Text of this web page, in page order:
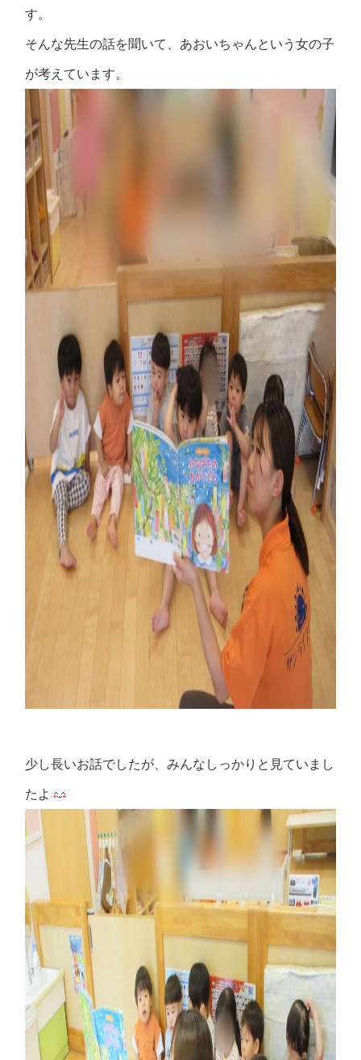
す。
そんな先生の話を聞いて、あおいちゃんという女の子
が考えています。
少し長いお話でしたが、みんなしっかりと見ていまし
たよ